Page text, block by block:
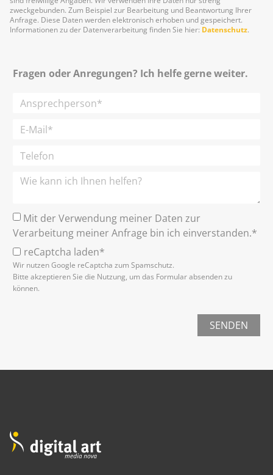
zweckgebunden. Zum Beispiel zur Bearbeitung und Beantwortung Ihrer
Anfrage. Diese Daten werden elektronisch erhoben und gespeichert.
Informationen zu der Datenverarbeitung finden Sie hier: Datenschutz.
Fragen oder Anregungen? Ich helfe gerne weiter.
Mit der Verwendung meiner Daten zur
Verarbeitung meiner Anfrage bin ich einverstanden.*
reCaptcha laden*
Wir nutzen Google reCaptcha zum Spamschutz.
Bitte akzeptieren Sie die Nutzung, um das Formular absenden zu
können.
SENDEN